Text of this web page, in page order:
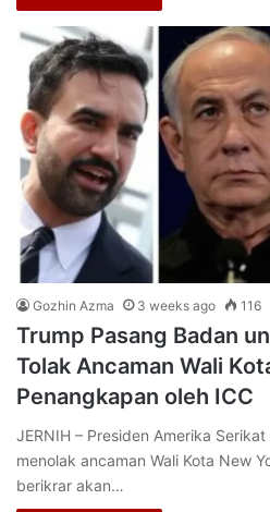
Gozhin Azma 3 weeks ago 116
Trump Pasang Badan
Tolak Ancaman Wali
Penangkapan oleh ICC
JERNIH – Presiden Amerika
menolak ancaman Wali Kota New
berikrar akan…